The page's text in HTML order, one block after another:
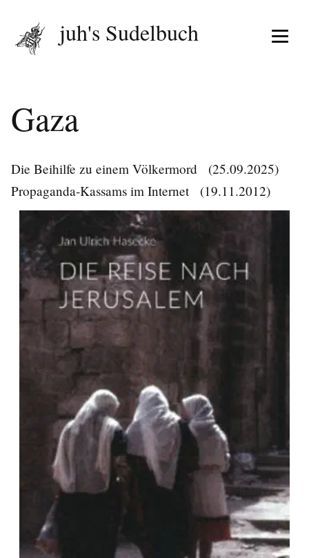
Menü
juh's Sudelbuch
Gaza
Die Beihilfe zu einem Völkermord
(25.09.2025)
Propaganda-Kassams im Internet
(19.11.2012)